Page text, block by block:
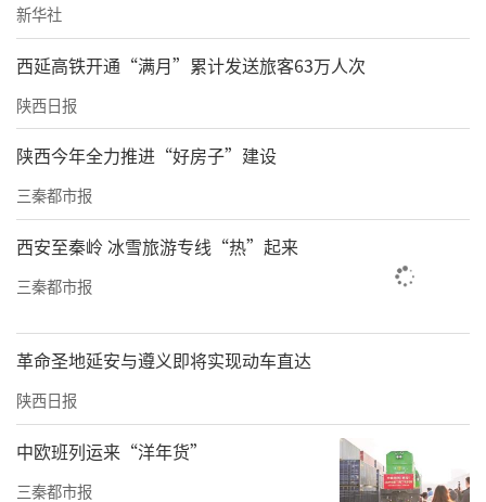
新华社
西延高铁开通“满月”累计发送旅客63万人次
陕西日报
陕西今年全力推进“好房子”建设
三秦都市报
西安至秦岭 冰雪旅游专线“热”起来
三秦都市报
革命圣地延安与遵义即将实现动车直达
陕西日报
中欧班列运来“洋年货”
三秦都市报